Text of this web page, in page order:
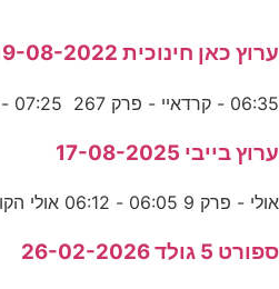
ערוץ כאן חינוכית 19-08-2022
06:35 - קרדאיי - פרק 267 07:25 - מחכים לשמש - פרק 23
ערוץ בייבי 17-08-2025
אולי - פרק 9 06:05 - 06:12 אולי הקופיף המתוק אוהב לשחק עם
ספורט 5 גולד 26-02-2026